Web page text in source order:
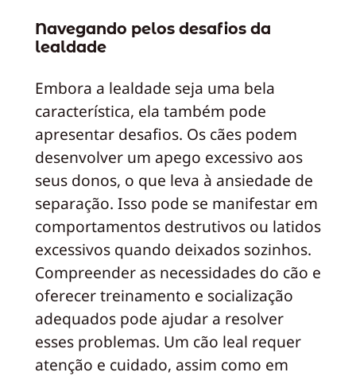
Navegando pelos desafios da
lealdade
Embora a lealdade seja uma bela
característica, ela também pode
apresentar desafios. Os cães podem
desenvolver um apego excessivo aos
seus donos, o que leva à ansiedade de
separação. Isso pode se manifestar em
comportamentos destrutivos ou latidos
excessivos quando deixados sozinhos.
Compreender as necessidades do cão e
oferecer treinamento e socialização
adequados pode ajudar a resolver
esses problemas. Um cão leal requer
atenção e cuidado, assim como em